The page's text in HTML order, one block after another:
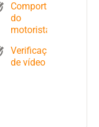
Comportamento
do
motorista
Verificação
de vídeo